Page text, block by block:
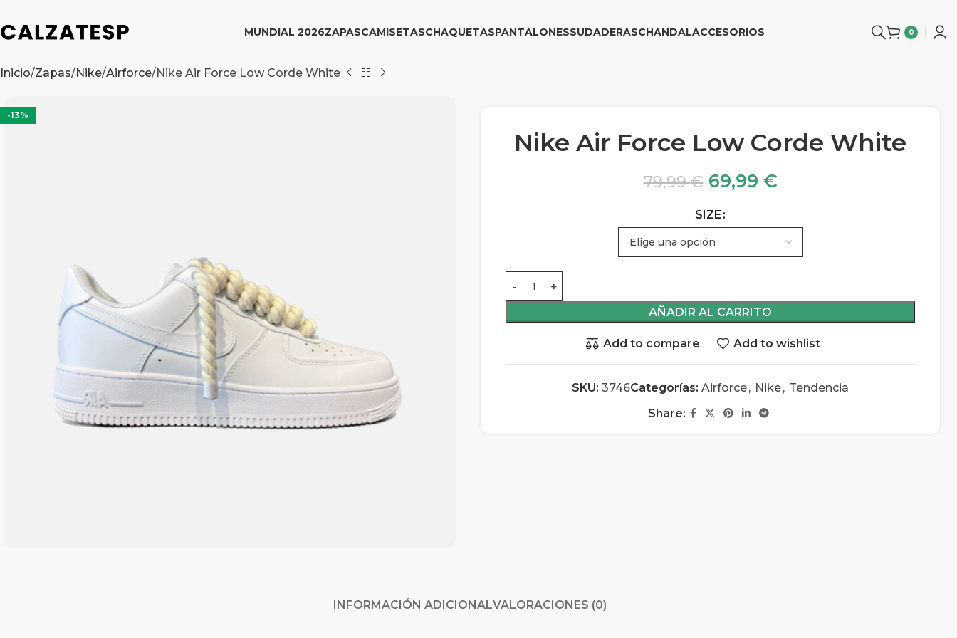
MUNDIAL 2026ZAPASCAMISETASCHAQUETASPANTALONESSUDADERASCHANDALACCESORIOS 0
Inicio Zapas Nike Airforce Nike Air Force Low Corde White
-13%
Nike Air Force Low Corde White
79,99€ 69,99 €
SIZE
AÑADIR AL CARRITO
Add to compare Add to wishlist
SKU: 3746Categorías: Airforce, Nike, Tendencia
Share:
INFORMACIÓN ADICIONALVALORACIONES (0)